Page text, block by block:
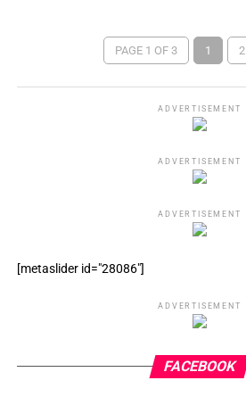
PAGE 1 OF 3 1 2
ADVERTISEMENT
ADVERTISEMENT
ADVERTISEMENT
[metaslider id="28086"]
ADVERTISEMENT
FACEBOOK